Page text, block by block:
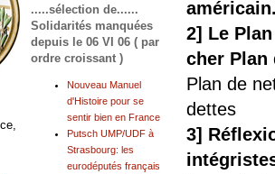
2] Le
cher Plan
Plan de
dettes
3]
.....sélection de......
Solidarités manquées
depuis le 06 VI 06 ( par
ordre croissant )
Nouveau Manuel
d'Histoire pour se
sentir bien en France
Putsch UMP/UDF à
Strasbourg: les
eurodéputés français